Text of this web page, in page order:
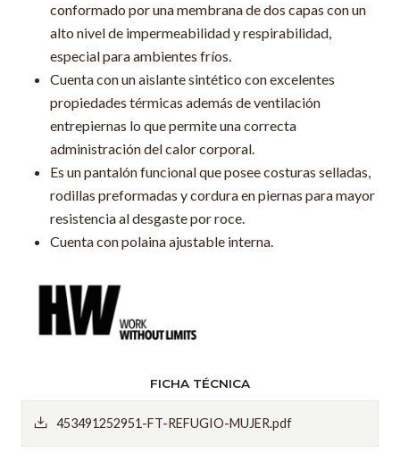
conformado por una membrana de dos capas con un
alto nivel de impermeabilidad y respirabilidad,
especial para ambientes fríos.
Cuenta con un aislante sintético con excelentes
propiedades térmicas además de ventilación
entrepiernas lo que permite una correcta
administración del calor corporal.
Es un pantalón funcional que posee costuras selladas,
rodillas preformadas y cordura en piernas para mayor
resistencia al desgaste por roce.
Cuenta con polaina ajustable interna.
FICHA TÉCNICA
453491252951-FT-REFUGIO-MUJER.pdf